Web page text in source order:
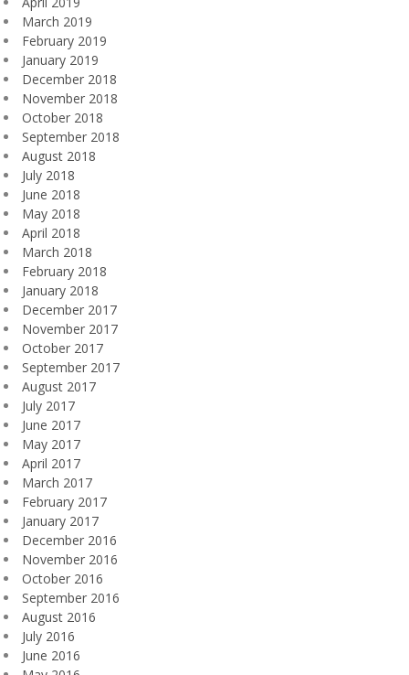
March 2019
February 2019
January 2019
December 2018
November 2018
October 2018
September 2018
August 2018
July 2018
June 2018
May 2018
April 2018
March 2018
February 2018
January 2018
December 2017
November 2017
October 2017
September 2017
August 2017
July 2017
June 2017
May 2017
April 2017
March 2017
February 2017
January 2017
December 2016
November 2016
October 2016
September 2016
August 2016
July 2016
June 2016